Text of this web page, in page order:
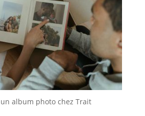
album photo chez Trait